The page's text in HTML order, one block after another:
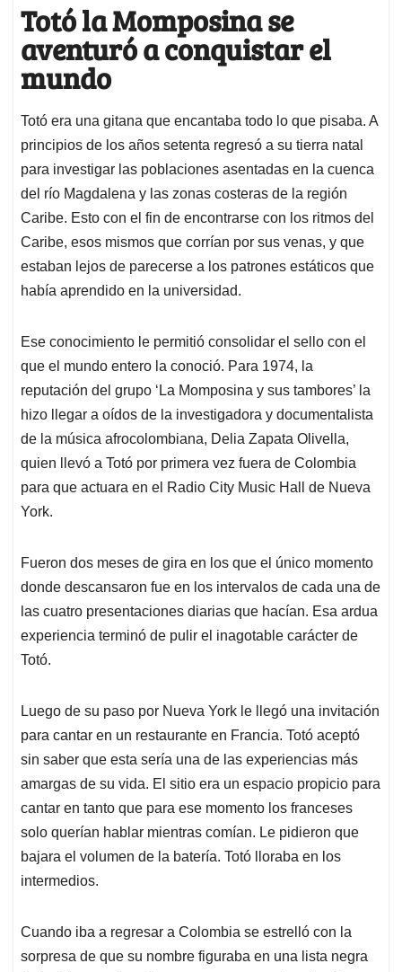
Totó la Momposina se
aventuró a conquistar el
mundo
Totó era una gitana que encantaba todo lo que pisaba. A
principios de los años setenta regresó a su tierra natal
para investigar las poblaciones asentadas en la cuenca
del río Magdalena y las zonas costeras de la región
Caribe. Esto con el fin de encontrarse con los ritmos del
Caribe, esos mismos que corrían por sus venas, y que
estaban lejos de parecerse a los patrones estáticos que
había aprendido en la universidad.
Ese conocimiento le permitió consolidar el sello con el
que el mundo entero la conoció. Para 1974, la
reputación del grupo ‘La Momposina y sus tambores’ la
hizo llegar a oídos de la investigadora y documentalista
de la música afrocolombiana, Delia Zapata Olivella,
quien llevó a Totó por primera vez fuera de Colombia
para que actuara en el Radio City Music Hall de Nueva
York.
Fueron dos meses de gira en los que el único momento
donde descansaron fue en los intervalos de cada una de
las cuatro presentaciones diarias que hacían. Esa ardua
experiencia terminó de pulir el inagotable carácter de
Totó.
Luego de su paso por Nueva York le llegó una invitación
para cantar en un restaurante en Francia. Totó aceptó
sin saber que esta sería una de las experiencias más
amargas de su vida. El sitio era un espacio propicio para
cantar en tanto que para ese momento los franceses
solo querían hablar mientras comían. Le pidieron que
bajara el volumen de la batería. Totó lloraba en los
intermedios.
Cuando iba a regresar a Colombia se estrelló con la
sorpresa de que su nombre figuraba en una lista negra